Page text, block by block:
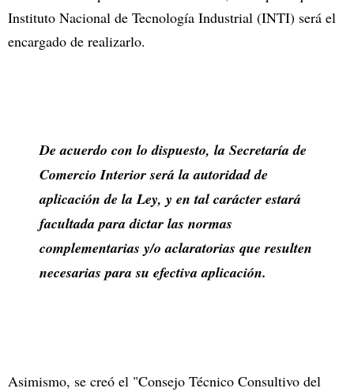
Instituto Nacional de Tecnología Industrial (INTI) será el
encargado de realizarlo.
De acuerdo con lo dispuesto, la Secretaría de
Comercio Interior será la autoridad de
aplicación de la Ley, y en tal carácter estará
facultada para dictar las normas
complementarias y/o aclaratorias que resulten
necesarias para su efectiva aplicación.
Asimismo, se creó el "Consejo Técnico Consultivo del